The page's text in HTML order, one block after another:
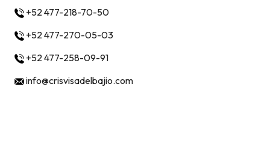
+52 477-218-70-50
+52 477-270-05-03
+52 477-258-09-91
info@crisvisadelbajio.com